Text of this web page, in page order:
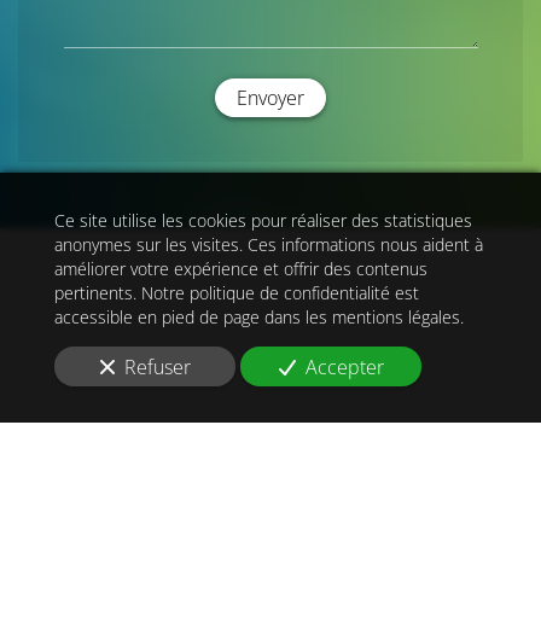
Envoyer
Ce site utilise les cookies pour réaliser des statistiques
anonymes sur les visites. Ces informations nous aident à
améliorer votre expérience et offrir des contenus
pertinents. Notre politique de confidentialité est
accessible en pied de page dans les mentions légales.
Refuser Accepter